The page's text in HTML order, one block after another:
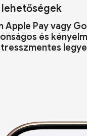
Apple Pay vagy
és